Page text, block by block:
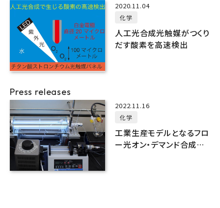
2020.11.04
化学
人工光合成光触媒がつくり
だす酸素を高速検出
Press releases
2022.11.16
化学
工業生産モデルとなるフロ
ー光オン・デマンド合成シ